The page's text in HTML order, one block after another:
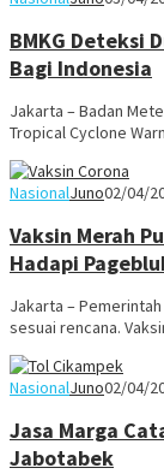
BMKG Deteksi
Bagi Indonesia
Jakarta – Badan
Tropical Cyclone
NasionalJuno02/04/
Vaksin Merah
Hadapi
Jakarta –
sesuai rencana.
NasionalJuno02/04/
Jasa Marga
Jabotabek